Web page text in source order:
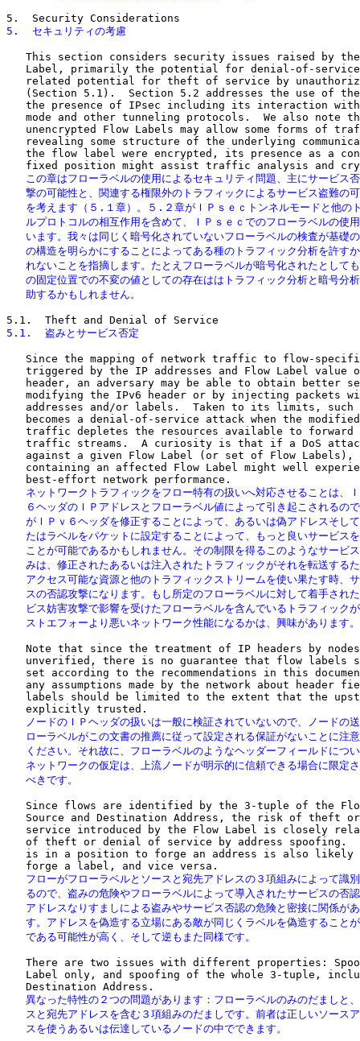
5.  セキュリティの考慮
This section considers security issues raised by
Label, primarily the potential for denial-of-
related potential for theft of service by
(Section 5.1).  Section 5.2 addresses the use of
the presence of IPsec including its interaction
mode and other tunneling protocols.  We also note
unencrypted Flow Labels may allow some forms of
revealing some structure of the underlying
the flow label were encrypted, its presence as a
この章はフローラベルの使用によるセキュリティ問題、主にサービス
撃の可能性と、関連する権限外のトラフィックによるサービス盗難の
を考えます（５.１章）。５.２章がＩＰｓｅｃトンネルモードと他の
ルプロトコルの相互作用を含めて、ＩＰｓｅｃでのフローラベルの使
います。我々は同じく暗号化されていないフローラベルの検査が基礎
の構造を明らかにすることによってある種のトラフィック分析を許す
れないことを指摘します。たとえフローラベルが暗号化されたとして
の固定位置での不変の値としての存在ははトラフィック分析と暗号分
   助するかもしれません。
5.1.  盗みとサービス否定
Since the mapping of network traffic to flow-
triggered by the IP addresses and Flow Label value
header, an adversary may be able to obtain better
modifying the IPv6 header or by injecting packets
addresses and/or labels.  Taken to its limits, such
becomes a denial-of-service attack when the
traffic depletes the resources available to forward
traffic streams.  A curiosity is that if a DoS
against a given Flow Label (or set of Flow Labels),
containing an affected Flow Label might well
ネットワークトラフィックをフロー特有の扱いへ対応させることは、
６ヘッダのＩＰアドレスとフローラベル値によって引き起こされるの
がＩＰｖ６ヘッダを修正することによって、あるいは偽アドレスそし
たはラベルをパケットに設定することによって、もっと良いサービス
ことが可能であるかもしれません。その制限を得るこのようなサービ
みは、修正されたあるいは注入されたトラフィックがそれを転送する
アクセス可能な資源と他のトラフィックストリームを使い果たす時、
スの否認攻撃になります。もし所定のフローラベルに対して着手され
ビス妨害攻撃で影響を受けたフローラベルを含んでいるトラフィック
   ストエフォーより悪いネットワーク性能になるかは、興味があります。
Note that since the treatment of IP headers by
unverified, there is no guarantee that flow labels
set according to the recommendations in this
any assumptions made by the network about header
labels should be limited to the extent that the
ノードのＩＰヘッダの扱いは一般に検証されていないので、ノードの
ローラベルがこの文書の推薦に従って設定される保証がないことに注
ください。それ故に、フローラベルのようなヘッダーフィールドにつ
ネットワークの仮定は、上流ノードが明示的に信頼できる場合に限定
   べきです。
Since flows are identified by the 3-tuple of the
Source and Destination Address, the risk of theft
service introduced by the Flow Label is closely
of theft or denial of service by address spoofing.
is in a position to forge an address is also likely
フローがフローラベルとソースと宛先アドレスの３項組みによって識
るので、盗みの危険やフローラベルによって導入されたサービスの否
アドレスなりすましによる盗みやサービス否認の危険と密接に関係が
す。アドレスを偽造する立場にある敵が同じくラベルを偽造すること
   である可能性が高く、そして逆もまた同様です。
There are two issues with different properties:
Label only, and spoofing of the whole 3-tuple,
異なった特性の２つの問題があります：フローラベルのみのだましと
スと宛先アドレスを含む３項組みのだましです。前者は正しいソース
   スを使うあるいは伝達しているノードの中でできます。